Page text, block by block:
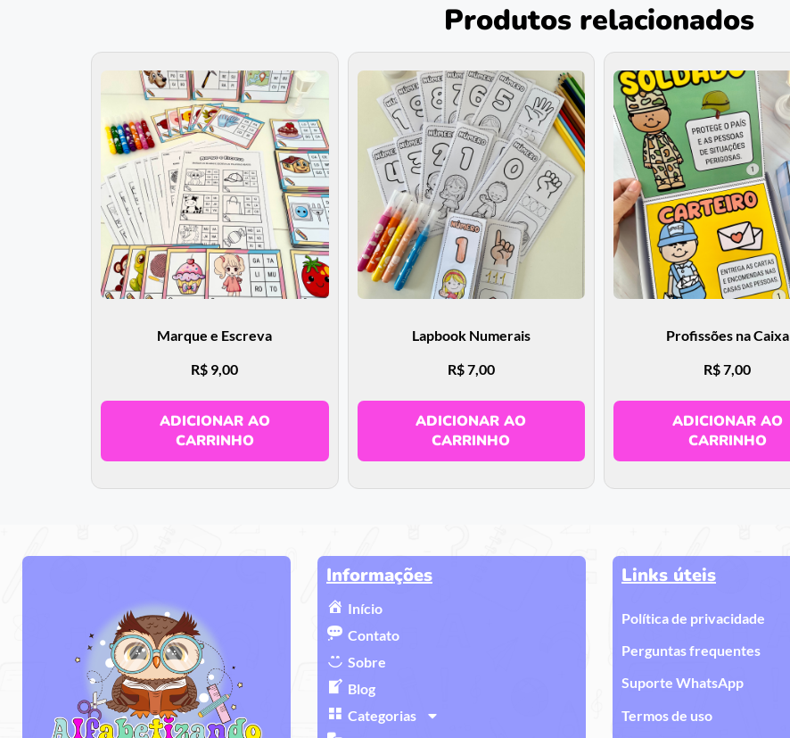
Produtos relacionados
Marque e Escreva
R$ 9,00
ADICIONAR AO
CARRINHO
Lapbook Numerais
R$7,00
ADICIONAR AO
CARRINHO
Profissões na Caixa
R$7,00
ADICIONAR AO
CARRINHO
Informações
Início
Contato
Sobre
Blog
Categorias
Links úteis
Política de privacidade
Perguntas frequentes
Suporte WhatsApp
Termos de uso